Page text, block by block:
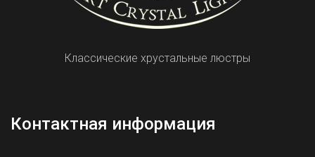
Классические хрустальные люстры
Контактная информация